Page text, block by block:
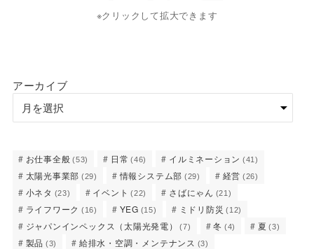
※クリックして拡大できます
アーカイブ
お仕事全般 (53) 日常 (46) イルミネーション (41)
太陽光事業部 (29) 情報システム部 (29) 経営 (26)
小ネタ (23) イベント (22) さばにゃん (21)
ライフワーク (16) YEG (15) ミドリ防災 (12)
ジャパンインペックス（太陽光発電） (7) 冬 (4) 夏 (3)
製品 (3) 給排水・空調・メンテナンス (3)